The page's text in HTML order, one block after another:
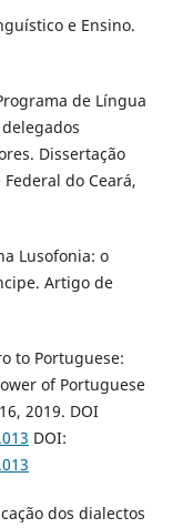
e Ensino.
de Língua
Dissertação
do Ceará,
Lusofonia: o
Artigo de
to Portuguese:
of Portuguese
2019. DOI
DOI:
dos dialectos